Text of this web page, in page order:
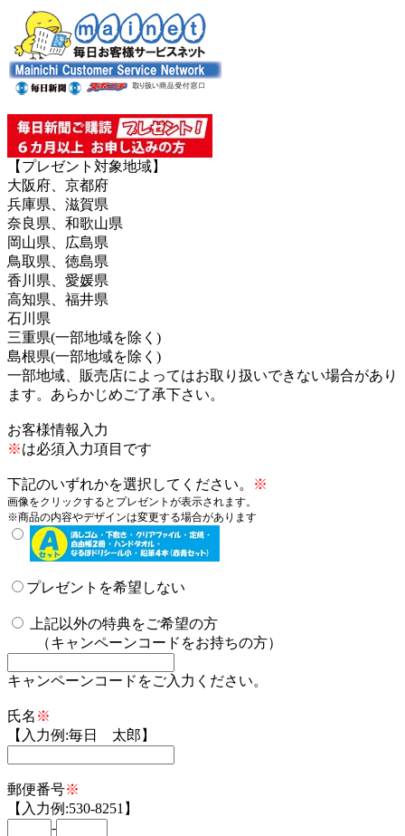
【プレゼント対象地域】
大阪府、京都府
兵庫県、滋賀県
奈良県、和歌山県
岡山県、広島県
鳥取県、徳島県
香川県、愛媛県
高知県、福井県
石川県
三重県(一部地域を除く)
島根県(一部地域を除く)
一部地域、販売店によってはお取り扱いできない場合があり
ます。あらかじめご了承下さい。
お客様情報入力
※は必須入力項目です
下記のいずれかを選択してください。 ※
画像をクリックするとプレゼントが表示されます。
※商品の内容やデザインは変更する場合があります
プレゼントを希望しない
上記以外の特典をご希望の方
（キャンペーンコードをお持ちの方）
キャンペーンコードをご入力ください。
氏名 ※
【入力例:毎日 太郎】
郵便番号※
【入力例:530-8251】
-